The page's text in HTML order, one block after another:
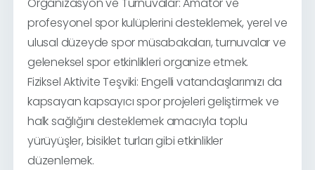
Organizasyon ve Turnuvalar: Amatör ve
profesyonel spor kulüplerini desteklemek, yerel ve
ulusal düzeyde spor müsabakaları, turnuvalar ve
geleneksel spor etkinlikleri organize etmek.
Fiziksel Aktivite Teşviki: Engelli vatandaşlarımızı da
kapsayan kapsayıcı spor projeleri geliştirmek ve
halk sağlığını desteklemek amacıyla toplu
yürüyüşler, bisiklet turları gibi etkinlikler
düzenlemek.